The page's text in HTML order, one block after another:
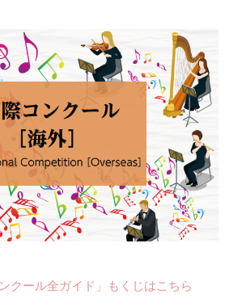
クール全ガイド」もくじはこちら